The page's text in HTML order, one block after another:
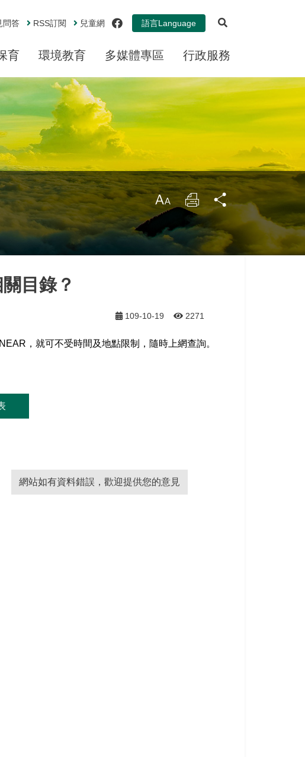
問答 RSS訂閱 兒童網 facebook
語言Language
育 環境教育 多媒體專區 行政服務
大 列
目錄？
109-10-19 2271
，就可不受時間及地點限制，隨時上網查詢。
網站如有資料錯誤，歡迎提供您的意見